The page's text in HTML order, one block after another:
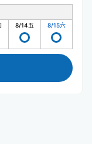
8/14五 8/15六